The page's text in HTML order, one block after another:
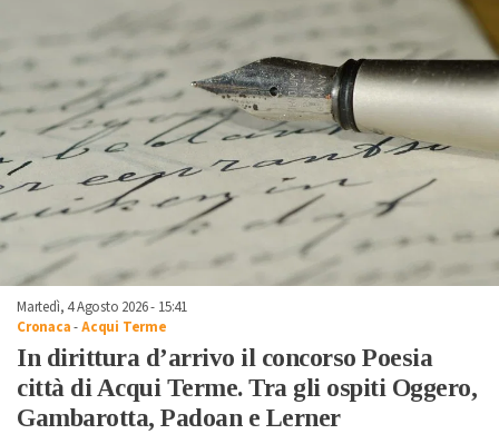
Martedì, 4 Agosto 2026 - 15:41
Cronaca-Acqui Terme
In dirittura d’arrivo il concorso Poesia
città di Acqui Terme. Tra gli ospiti Oggero,
Gambarotta, Padoan e Lerner